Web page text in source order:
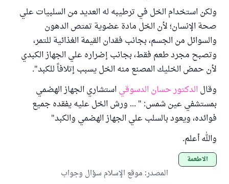
ولكن استخدام الخل في ترطيبه له العديد من السلبيات علي
صحة الإنسان؛ لأن الخل مادة عضوية تمتص الدهون
والسوائل من الجسم، بجانب فقدان القيمة الغذائية للتمر،
وتصبح مجرد طعم فقط، بجانب إضراره علي الجهاز الكبدي
لأن حمض الخليك المصنع منه الخل يسبب إتلافاً للكبد".
وقالالدكتور حسان الدسوقياستشاري الجهاز الهضمي
بمستشفي عين شمس: " ... ورش الخل عليه يفقده جميع
فوائده، ويعود بالسلب علي الجهاز الهضمي والكبد"
والله أعلم.
الأطعمة
المصدر: موقع الإسلام سؤال وجواب